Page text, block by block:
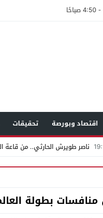
اقتصاد وبورصة تحقيقات
ناصر طويرش الحارثي.. من قاعة
مواطن كويتي يقع ضحية عملية
وليد منصور يتفاوض مع نجمة
بطولة